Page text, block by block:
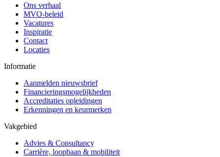
Ons verhaal
MVO-beleid
Vacatures
Inspiratie
Contact
Locaties
Informatie
Aanmelden nieuwsbrief
Financieringsmogelijkheden
Accreditaties opleidingen
Erkenningen en keurmerken
Vakgebied
Advies & Consultancy
Carrière, loopbaan & mobiliteit